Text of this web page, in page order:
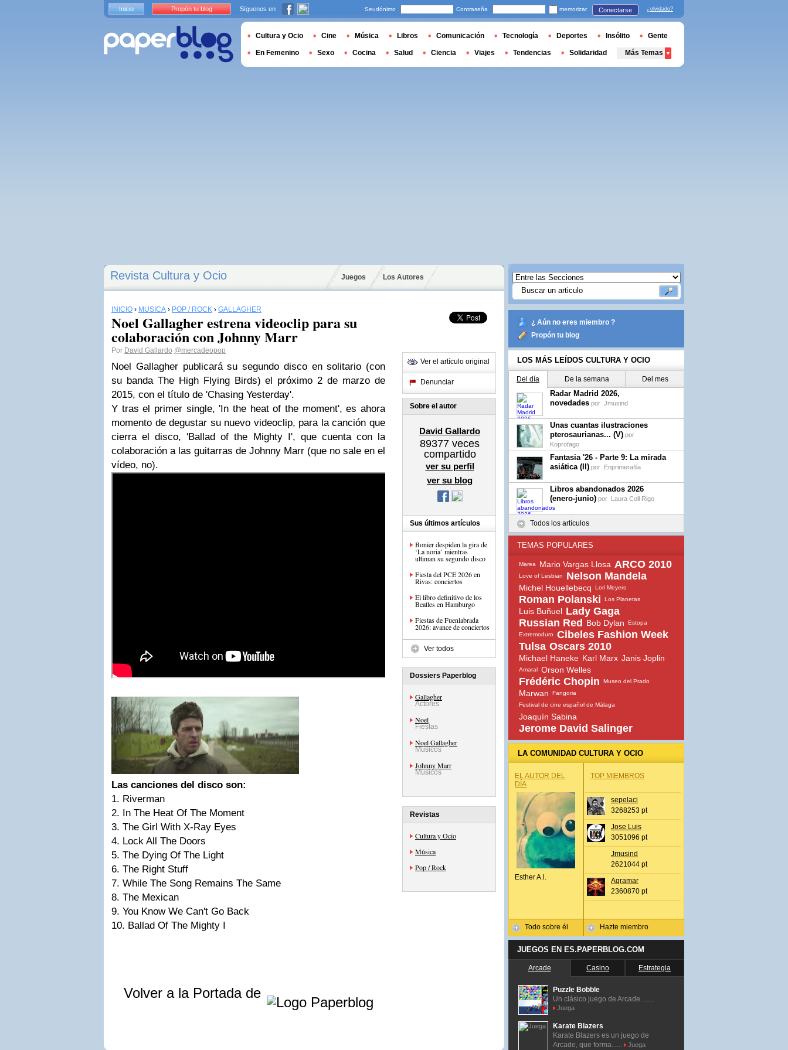
Revista Cultura y Ocio Juegos Los Autores
INICIO › MÚSICA › POP / ROCK › GALLAGHER
Noel Gallagher estrena videoclip para su
colaboración con Johnny Marr
Por David Gallardo @mercadeopop
Noel Gallagher publicará su segundo disco en solitario (con
su banda The High Flying Birds) el próximo 2 de marzo de
2015, con el título de 'Chasing Yesterday'.
Y tras el primer single, 'In the heat of the moment', es ahora
momento de degustar su nuevo videoclip, para la canción que
cierra el disco, 'Ballad of the Mighty I', que cuenta con la
colaboración a las guitarras de Johnny Marr (que no sale en el
vídeo, no).
Las canciones del disco son:
1. Riverman
2. In The Heat Of The Moment
3. The Girl With X-Ray Eyes
4. Lock All The Doors
5. The Dying Of The Light
6. The Right Stuff
7. While The Song Remains The Same
8. The Mexican
9. You Know We Can't Go Back
10. Ballad Of The Mighty I
Volver a la Portada de
Ver el artículo original
Denunciar
Sobre el autor
David Gallardo
89377 veces
compartido
ver su perfil
ver su blog
Sus últimos artículos
Bonier despiden la gira de
‘La noria’ mientras
ultiman su segundo disco
Fiesta del PCE 2026 en
Rivas: conciertos
El libro definitivo de los
Beatles en Hamburgo
Fiestas de Fuenlabrada
2026: avance de conciertos
Ver todos
Dossiers Paperblog
Gallagher
Actores
Noel
Fiestas
Noel Gallagher
Músicos
Johnny Marr
Músicos
Revistas
Cultura y Ocio
Música
Pop / Rock
¿ Aún no eres miembro ?
Propón tu blog
LOS MÁS LEÍDOS CULTURA Y OCIO
Del día De la semana Del mes
Radar Madrid 2026,
novedades por Jmusind
Unas cuantas ilustraciones
pterosaurianas... (V) por
Koprofago
Fantasia '26 - Parte 9: La mirada
asiática (II) por Enprimerafila
Libros abandonados 2026
(enero-junio) por Laura Coll Rigo
Todos los artículos
TEMAS POPULARES
Marea Mario Vargas Llosa ARCO 2010
Love of Lesbian Nelson Mandela
Michel Houellebecq Lori Meyers
Roman Polanski Los Planetas
Luis Buñuel Lady Gaga
Russian Red
Bob Dylan
Estopa
Extremoduro
Cibeles Fashion Week
Tulsa Oscars 2010
Michael Haneke Karl Marx Janis Joplin
Amaral Orson Welles
Frédéric Chopin Museo del Prado
Marwan
Fangoria
Festival de cine español de Málaga
Joaquín Sabina
Jerome David Salinger
LA COMUNIDAD CULTURA Y OCIO
EL AUTOR DEL
DÍA
Esther A.l.
Todo sobre él
TOP MIEMBROS
sepelaci
3268253 pt
Jose Luis
3051096 pt
Jmusind
2621044 pt
Agramar
2360870 pt
Hazte miembro
JUEGOS EN ES.PAPERBLOG.COM
Arcade Casino Estrategia
Puzzle Bobble
Un clásico juego de Arcade. ......
Juega
Karate Blazers
Karate Blazers es un juego de
Arcade, que forma......
Juega
Inicio Propón tu blog Síguenos en Seudónimo Contraseña memorizar Conectarse ¿olvidado?
Cultura y Ocio Cine Música Libros Comunicación Tecnología Deportes Insólito Gente
En Femenino Sexo Cocina Salud Ciencia Viajes Tendencias Solidaridad Más Temas